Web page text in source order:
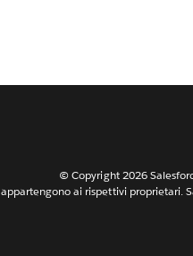
© Copyright 2026
appartengono ai rispettivi proprietari.